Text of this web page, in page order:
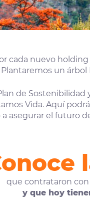
cada nuevo
un
de
Vida. Aquí
asegurar el futuro
que contrataron
y que hoy